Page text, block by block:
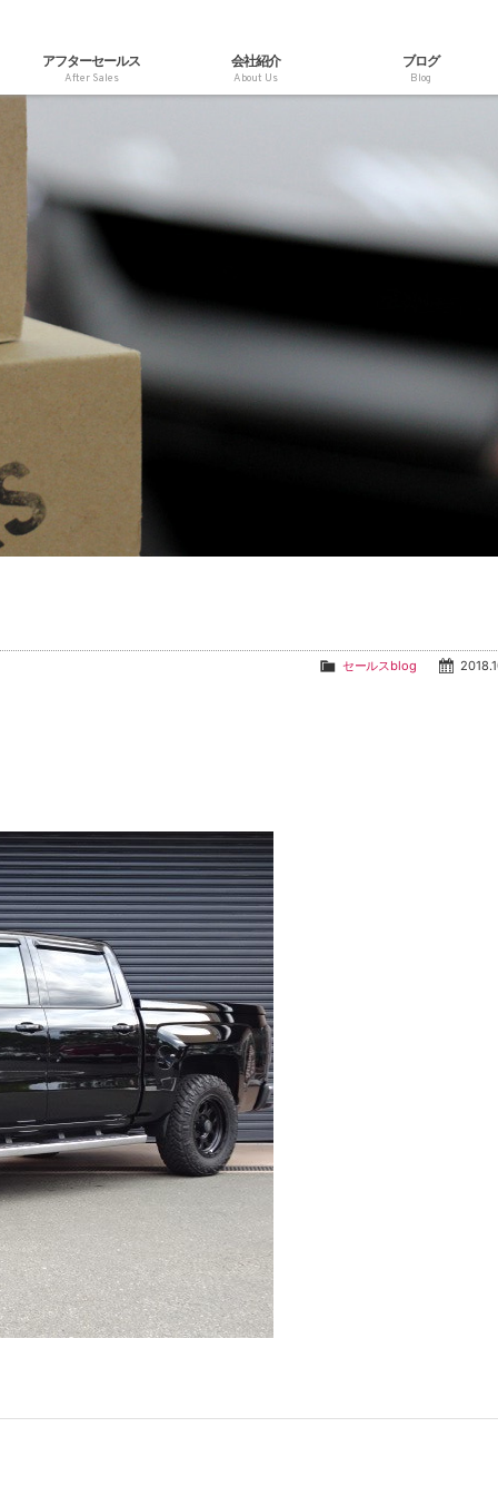
アフターセールス
After Sales
会社紹介
About Us
ブログ
Blog
セールスblog